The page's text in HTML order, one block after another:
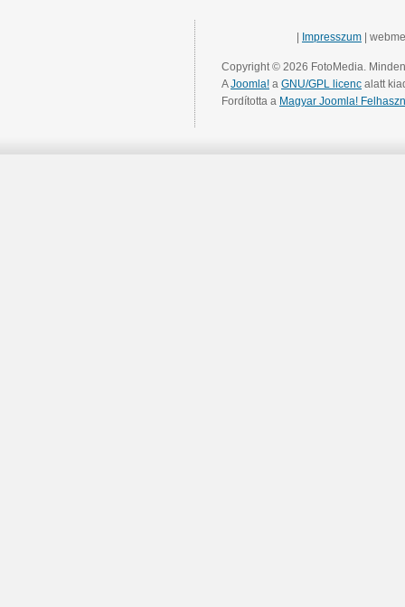
Impresszum |
Copyright © 2026 FotoMedia.
AJoomla! a GNU/GPL licenc alatt
Fordította a Magyar Joomla!